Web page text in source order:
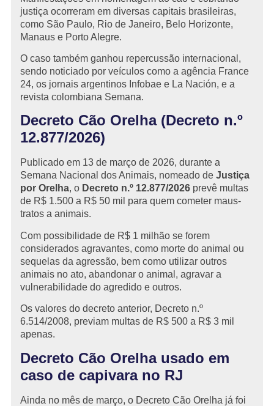
justiça ocorreram em diversas capitais brasileiras,
como São Paulo, Rio de Janeiro, Belo Horizonte,
Manaus e Porto Alegre.
O caso também ganhou repercussão internacional,
sendo noticiado por veículos como a agência France
24, os jornais argentinos Infobae e La Nación, e a
revista colombiana Semana.
Decreto Cão Orelha (Decreto n.º
12.877/2026)
Publicado em 13 de março de 2026, durante a
Semana Nacional dos Animais, nomeado de Justiça
por Orelha, o Decreto n.º 12.877/2026prevê multas
de R$ 1.500 a R$ 50 mil para quem cometer maus-
tratos a animais.
Com possibilidade de R$ 1 milhão se forem
considerados agravantes, como morte do animal ou
sequelas da agressão, bem como utilizar outros
animais no ato, abandonar o animal, agravar a
vulnerabilidade do agredido e outros.
Os valores do decreto anterior, Decreto n.º
6.514/2008, previam multas de R$ 500 a R$ 3 mil
apenas.
Decreto Cão Orelha usado em
caso de capivara no RJ
Ainda no mês de março, o Decreto Cão Orelha já foi